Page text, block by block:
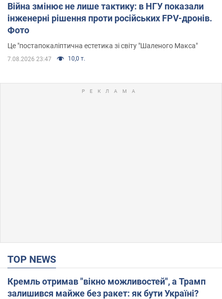
Війна змінює не лише тактику: в НГУ показали
інженерні рішення проти російських FPV-дронів.
Фото
Це "постапокаліптична естетика зі світу "Шаленого Макса"
7.08.2026 23:47 10,0 т.
TOP NEWS
Кремль отримав "вікно можливостей", а Трамп
залишився майже без ракет: як бути Україні?